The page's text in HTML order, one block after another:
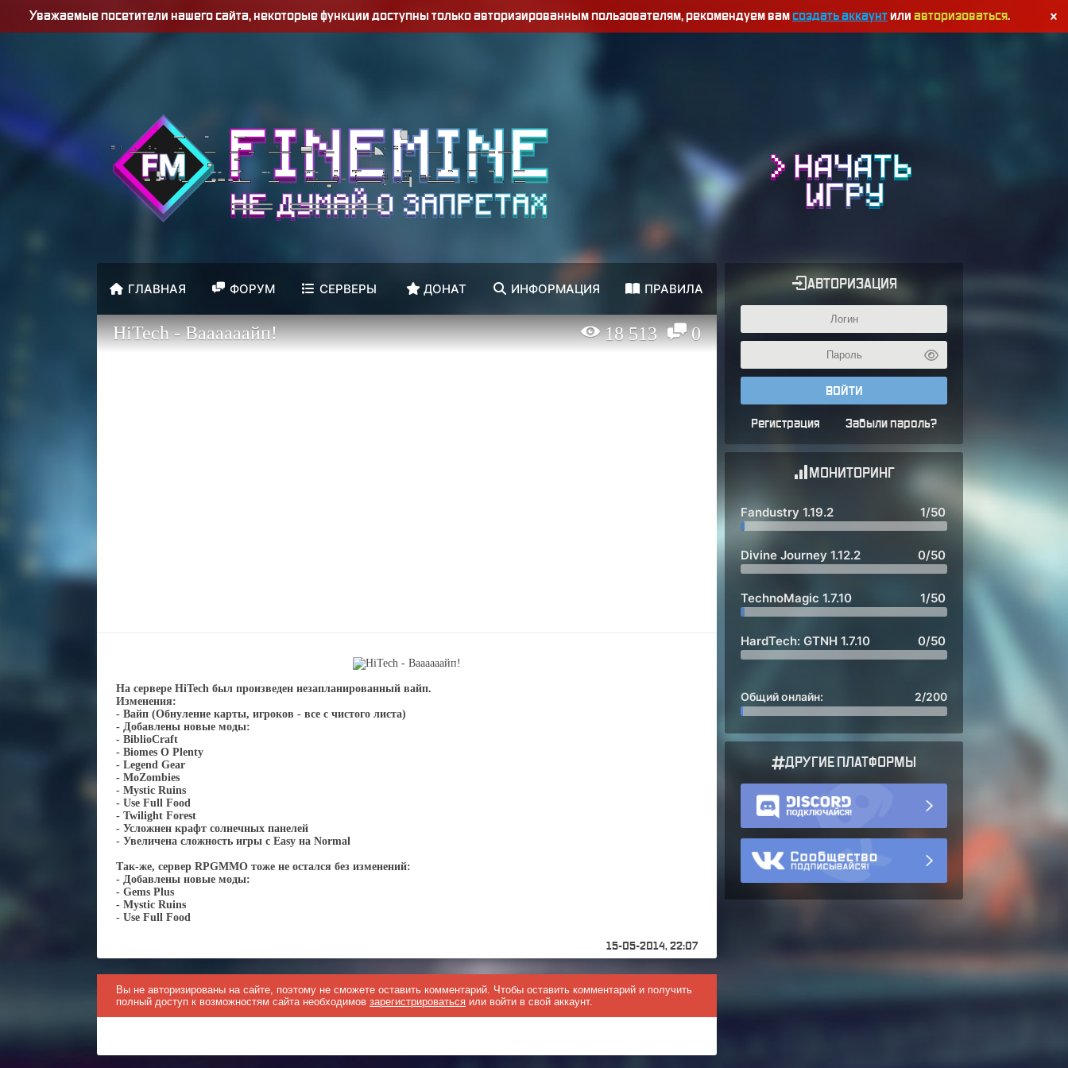
Уважаемые посетители нашего сайта, некоторые функции доступны только авторизированным пользователям, рекомендуем вамсоздать аккаунтили авторизоваться.
ГЛАВНАЯ ФОРУМ СЕРВЕРЫ ДОНАТ ИНФОРМАЦИЯ ПРАВИЛА
HiTech - Ваааааайп! 18 513 0
На сервере HiTech был произведен незапланированный вайп.
Изменения:
- Вайп (Обнуление карты, игроков - все с чистого листа)
- Добавлены новые моды:
- BiblioCraft
- Biomes O Plenty
- Legend Gear
- MoZombies
- Mystic Ruins
- Use Full Food
- Twilight Forest
- Усложнен крафт солнечных панелей
- Увеличена сложность игры с Easy на Normal
Так-же, сервер RPGMMO тоже не остался без изменений:
- Добавлены новые моды:
- Gems Plus
- Mystic Ruins
- Use Full Food
15-05-2014, 22:07
Вы не авторизированы на сайте, поэтому не сможете оставить комментарий. Чтобы оставить комментарий и получить
полный доступ к возможностям сайта необходимов зарегистрироваться или войти в свой аккаунт.
АВТОРИЗАЦИЯ
ВОЙТИ
Регистрация Забыли пароль?
МОНИТОРИНГ
ДРУГИЕ ПЛАТФОРМЫ